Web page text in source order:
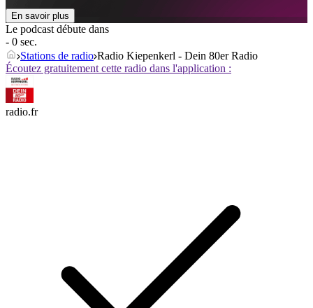
En savoir plus
Le podcast débute dans
- 0 sec.
Stations de radio Radio Kiepenkerl - Dein 80er Radio
Écoutez gratuitement cette radio dans l'application :
radio.fr